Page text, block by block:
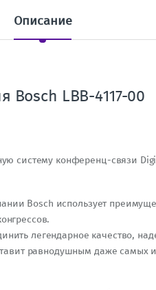
Описание
Bosch LBB-4117-00
систему конференц-связи
Bosch использует
легендарное качество,
равнодушным даже самых